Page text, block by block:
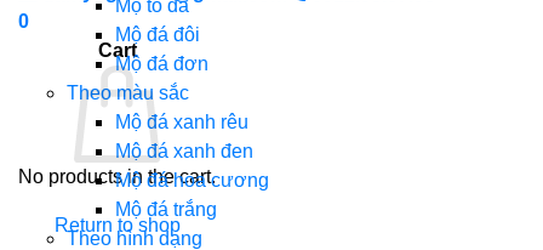
0
Cart
No products in the cart.
Return to shop
Mộ tổ đá
Mộ đá đôi
Mộ đá đơn
Theo màu sắc
Mộ đá xanh rêu
Mộ đá xanh đen
Mộ đá hoa cương
Mộ đá trắng
Theo hình dạng